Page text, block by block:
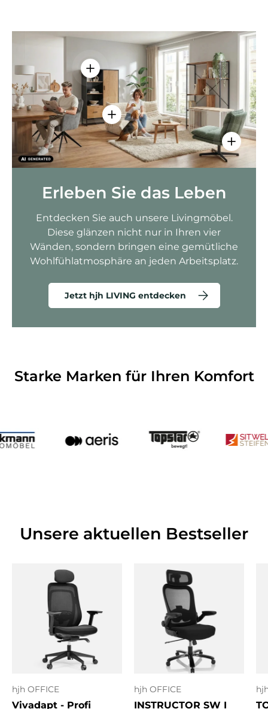
Einzelheiten anzeigen - AMIO H -
Einzelheiten anzeigen - Sitzolo 2
Erleben Sie das Leben
Entdecken Sie auch unsere Livingmöbel.
Diese glänzen nicht nur in Ihren vier
Wänden, sondern bringen eine gemütliche
Wohlfühlatmosphäre an jeden Arbeitsplatz.
Jetzt hjh LIVING entdecken
Starke Marken für Ihren Komfort
Unsere aktuellen Bestseller
hjh OFFICE
Vivadapt - Profi
hjh OFFICE
INSTRUCTOR SW I